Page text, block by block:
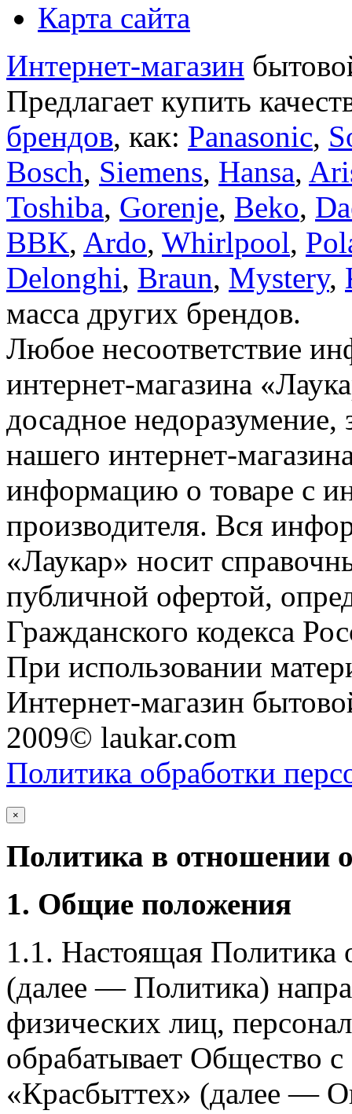
Карта сайта
Интернет-магазин
Предлагает купить
брендов, как: Panasonic,
Bosch, Siemens, Hansa,
Toshiba, Gorenje, Beko,
BBK, Ardo, Whirlpool,
Delonghi, Braun, Mystery,
масса других брендов.
Любое несоответствие
интернет-магазина
досадное недоразумение,
нашего интернет-
информацию о товаре с
производителя. Вся
«Лаукар» носит
публичной офертой,
Гражданского кодекса
При использовании
Интернет-магазин
2009© laukar.com
Политика обработки
×
Политика в отношении
1. Общие положения
1.1. Настоящая Политика
(далее — Политика)
физических лиц,
обрабатывает Общество
«Красбыттех» (далее —